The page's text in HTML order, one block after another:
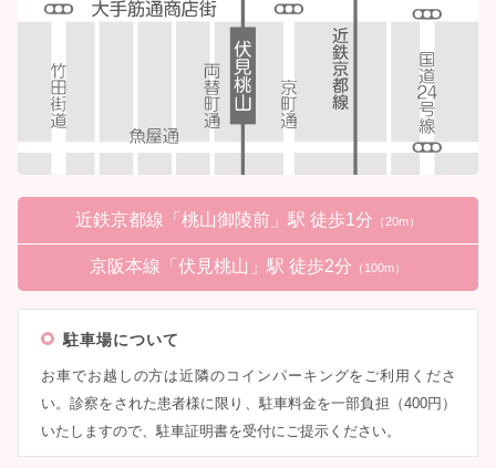
近鉄京都線「桃山御陵前」駅 徒歩1分 （20m）
京阪本線「伏見桃山」駅 徒歩2分 （100m）
駐車場について
お車でお越しの方は近隣のコインパーキングをご利用くださ
い。診察をされた患者様に限り、駐車料金を一部負担（400円）
いたしますので、駐車証明書を受付にご提示ください。